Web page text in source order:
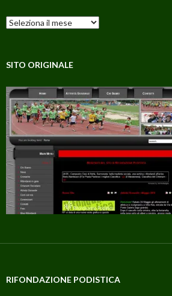
Archivi
SITO ORIGINALE
RIFONDAZIONE PODISTICA